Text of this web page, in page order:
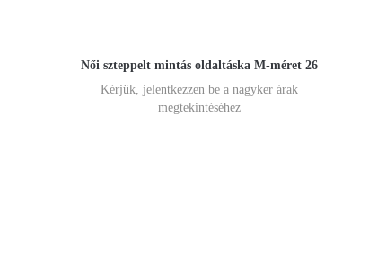
Női szteppelt mintás oldaltáska M-méret 26
Kérjük, jelentkezzen be a nagyker árak
megtekintéséhez